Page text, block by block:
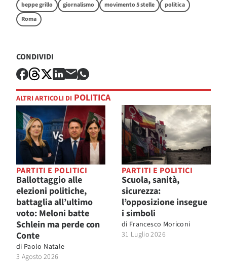
beppe grillo giornalismo movimento 5 stelle
politica
Roma
CONDIVIDI
ALTRI ARTICOLI DI POLITICA
PARTITI E POLITICI
Ballottaggio alle
elezioni politiche,
battaglia all’ultimo
voto: Meloni batte
Schlein ma perde con
Conte
di Paolo Natale
3 Agosto 2026
PARTITI E POLITICI
Scuola, sanità,
sicurezza:
l’opposizione insegue
i simboli
di Francesco Moriconi
31 Luglio 2026